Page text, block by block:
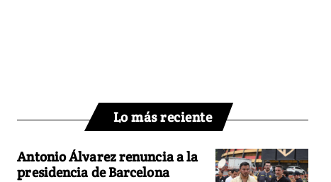
Lo más reciente
Antonio Álvarez renuncia a la
presidencia de Barcelona